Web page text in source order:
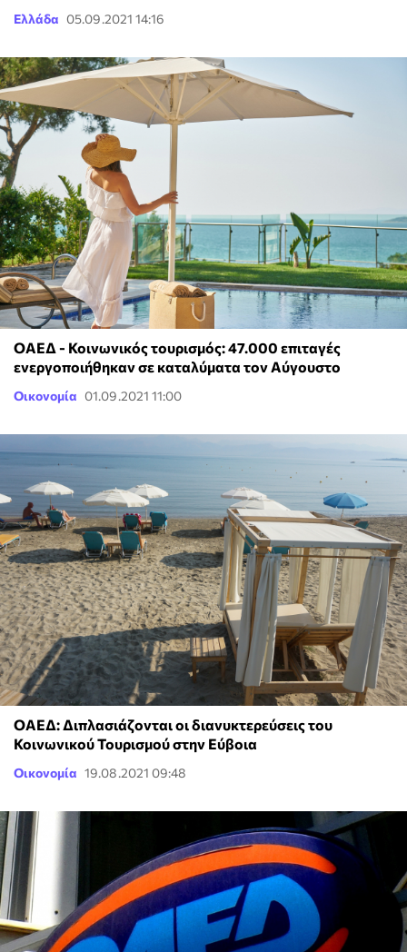
Ελλάδα 05.09.2021 14:16
ΟΑΕΔ - Κοινωνικός τουρισμός: 47.000 επιταγές
ενεργοποιήθηκαν σε καταλύματα τον Αύγουστο
Οικονομία 01.09.2021 11:00
ΟΑΕΔ: Διπλασιάζονται οι διανυκτερεύσεις του
Κοινωνικού Τουρισμού στην Εύβοια
Οικονομία 19.08.2021 09:48